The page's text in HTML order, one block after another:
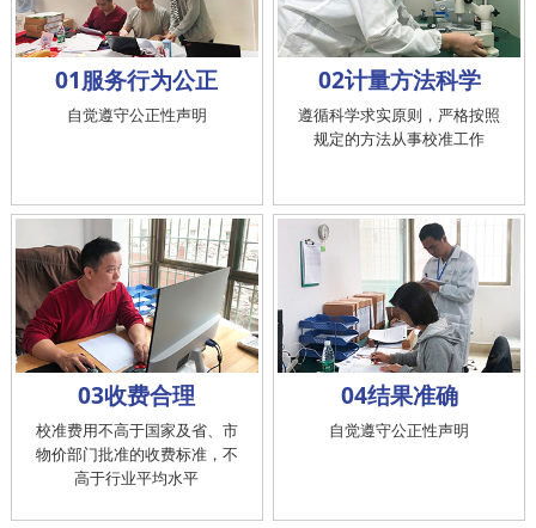
01服务行为公正
自觉遵守公正性声明
02计量方法科学
遵循科学求实原则，严格按照
规定的方法从事校准工作
03收费合理
校准费用不高于国家及省、市
物价部门批准的收费标准，不
高于行业平均水平
04结果准确
自觉遵守公正性声明